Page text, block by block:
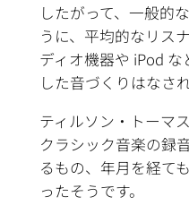
したがって、一般的
うに、平均的なリス
ディオ機器や iPod
した音づくりはなさ
ティルソン・トーマ
クラシック音楽の録
るもの、年月を経て
ったそうです。